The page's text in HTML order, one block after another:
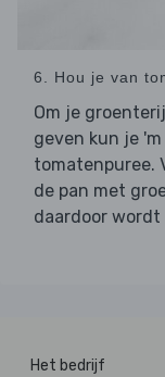
6. Hou je van
Om je
geven kun je
tomatenpuree.
de pan met
daardoor wordt
Het bedrijf